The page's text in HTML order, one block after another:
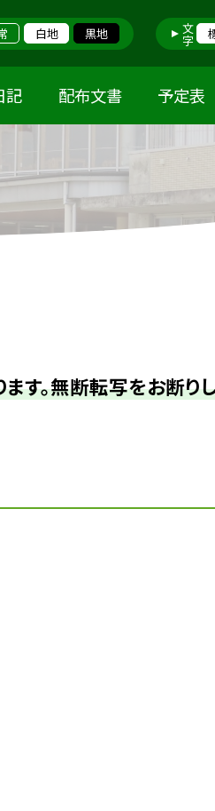
白地 黒地 文字
記 配布文書 予定表
。無断転写をお断りし